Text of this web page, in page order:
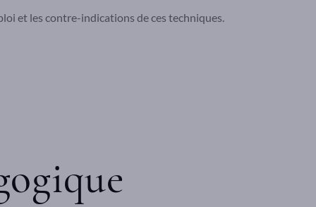
et les contre-indications de ces techniques.